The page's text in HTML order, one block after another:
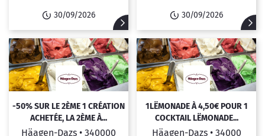
30/09/2026 30/09/2026
-50% SUR LE 2ÈME 1 CRÉATION
ACHETÉE, LA 2ÈME À...
Häagen-Dazs • 340000
1LËMONADE À 4,50€ POUR 1
COCKTAIL LËMONADE...
Häagen-Dazs • 34000